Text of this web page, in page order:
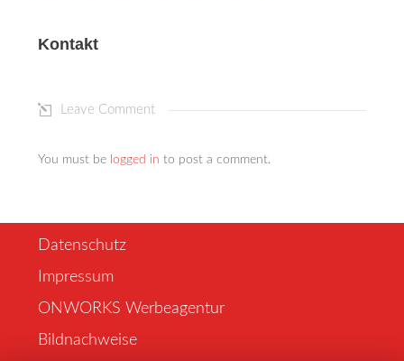
Kontakt
Leave Comment
You must be logged in to post a comment.
Datenschutz
Impressum
ONWORKS Werbeagentur
Bildnachweise